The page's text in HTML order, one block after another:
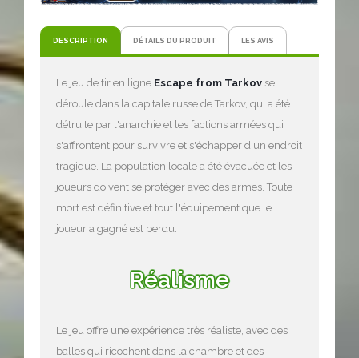
DESCRIPTION DÉTAILS DU PRODUIT LES AVIS
Le jeu de tir en ligne Escape from Tarkov se
déroule dans la capitale russe de Tarkov, qui a été
détruite par l'anarchie et les factions armées qui
s'affrontent pour survivre et s'échapper d'un endroit
tragique. La population locale a été évacuée et les
joueurs doivent se protéger avec des armes. Toute
mort est définitive et tout l'équipement que le
joueur a gagné est perdu.
Réalisme
Le jeu offre une expérience très réaliste, avec des
balles qui ricochent dans la chambre et des